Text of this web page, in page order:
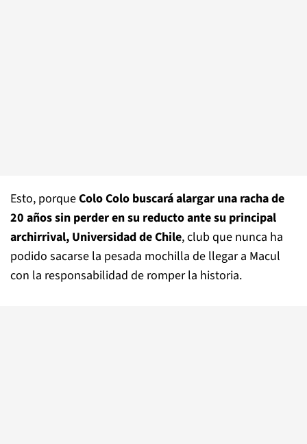
Esto, porqueColo Colo buscará alargar una racha de
20 años sin perder en su reducto ante su principal
archirrival, Universidad de Chile, club que nunca ha
podido sacarse la pesada mochilla de llegar a Macul
con la responsabilidad de romper la historia.